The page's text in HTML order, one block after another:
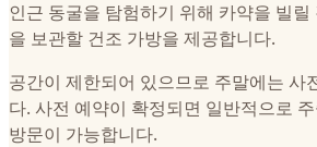
인근 동굴을 탐험하기 위해 카약을 빌
을 보관할 건조 가방을 제공합니다.
공간이 제한되어 있으므로 주말에는 사
다. 사전 예약이 확정되면 일반적으로
방문이 가능합니다.